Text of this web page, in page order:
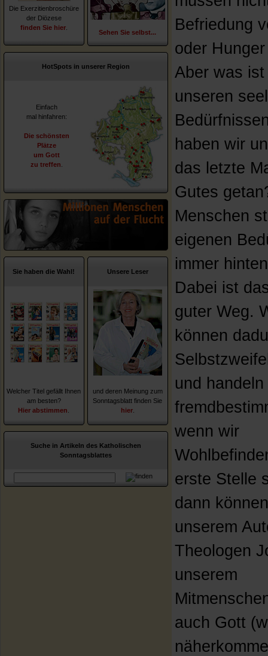
Die Exerzitienbroschüre
der Diözese
finden Sie hier
Sehen Sie selbst...
HotSpots in unserer Region
Einfach
mal hinfahren:
Die schönsten
Plätze
um Gott
zu treffen
Sie haben die Wahl!
Welcher Titel gefällt Ihnen
am besten?
Hier abstimmen
Unsere Leser
und deren Meinung zum
Sonntagsblatt finden Sie
hier
Suche in Artikeln des Katholischen
Sonntagsblattes
Befriedung
oder
Aber was ist
unseren
haben wir
das letzte
Gutes
Menschen
eigenen
immer
Dabei ist
guter Weg.
können
und
wenn wir
erste Stelle
dann
unserem
Theologen
unserem
auch Gott